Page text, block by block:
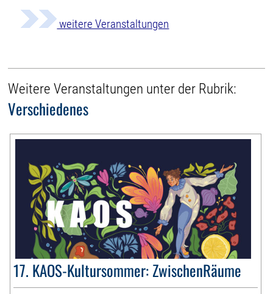
weitere Veranstaltungen
Weitere Veranstaltungen unter der Rubrik:
Verschiedenes
17. KAOS-Kultursommer: ZwischenRäume